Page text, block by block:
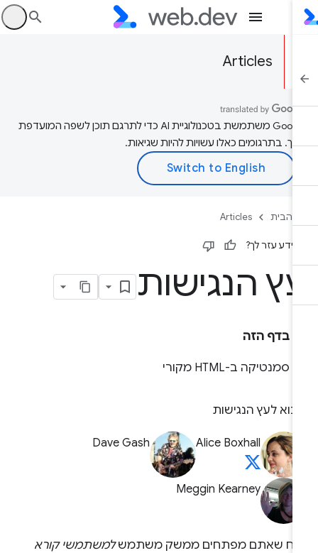
Articles
‫Google משתמשת בטכנולוגיית AI כדי לתרגם תוכן לשפה המועדפת
בתרגומים כאלו עשויות להיות שגיאות.
הבית Articles
עזר לך?
הנגישות
בדף הזה
סמנטיקה ב-HTML מקורי
לעץ הנגישות
Alice Boxhall
Dave Gash
Meggin Kearney
שאתם מפתחים ממשק משתמשלמשתמשי קורא